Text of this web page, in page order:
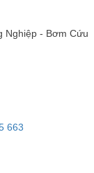
Nghiệp - Bơm Cứu
663